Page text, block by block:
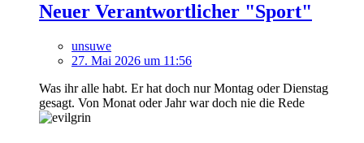
Neuer Verantwortlicher "Sport"
unsuwe
27. Mai 2026 um 11:56
Was ihr alle habt. Er hat doch nur Montag oder Dienstag
gesagt. Von Monat oder Jahr war doch nie die Rede